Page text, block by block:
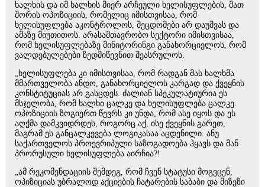
ხალხის და იმ ხალხის მიერ არჩეული ხელისუფლების, მათ
შორის ოპოზიციის, რომელიც იმისთვისაა, რომ
ხელისუფლება აკონტროლოს, შეცდომები არ დაუშვას და
ამაზე მიუთითოს. არასამთავრობო სექტორი იმისთვისაა,
რომ ხელისუფლებაზე მინიტორინგი განახორციელოს, რომ
ვალდებულებები ზედმიწევნით შეასრულოს.
„ხელისუფლება კი იმისთვისაა, რომ რადგან მას ხალხმა
მმართველობა ანდო, განახორციელოს კარგად და ქვეყნის
კონსტიტუციას არ გასცდეს. ძალიან სპეკულატიურია ეს
მსჯელობა, რომ ხალხი ცალკე და ხელისუფლება ცალკე.
ოპოზიციის ზოგიერთ წევრს კი უნდა, რომ ასე იყოს და ეს
აღქმა დამკვიდრდეს, როგორც აქ, ისე ქვეყნის გარეთ,
მაგრამ ეს განცალკევება ლოგიკასაა აცდენილი. ანუ
საქართველოს პროევრიპული საზოგადოება ჰყავს და მან
პრორუსული ხელისუფლება აირჩია?!
„ამ რეკომენდაციის შემდეგ, რომ ჩვენ სტატუსი მოგვცენ,
ოპიზიციას უბრალოდ აქციების ჩატარების საბაბი და მიზეზი